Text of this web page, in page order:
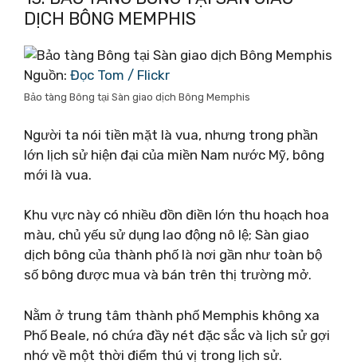
DỊCH BÔNG MEMPHIS
Nguồn: Đọc Tom / Flickr
Bảo tàng Bông tại Sàn giao dịch Bông Memphis
Người ta nói tiền mặt là vua, nhưng trong phần
lớn lịch sử hiện đại của miền Nam nước Mỹ, bông
mới là vua.
Khu vực này có nhiều đồn điền lớn thu hoạch hoa
màu, chủ yếu sử dụng lao động nô lệ; Sàn giao
dịch bông của thành phố là nơi gần như toàn bộ
số bông được mua và bán trên thị trường mở.
Nằm ở trung tâm thành phố Memphis không xa
Phố Beale, nó chứa đầy nét đặc sắc và lịch sử gợi
nhớ về một thời điểm thú vị trong lịch sử.